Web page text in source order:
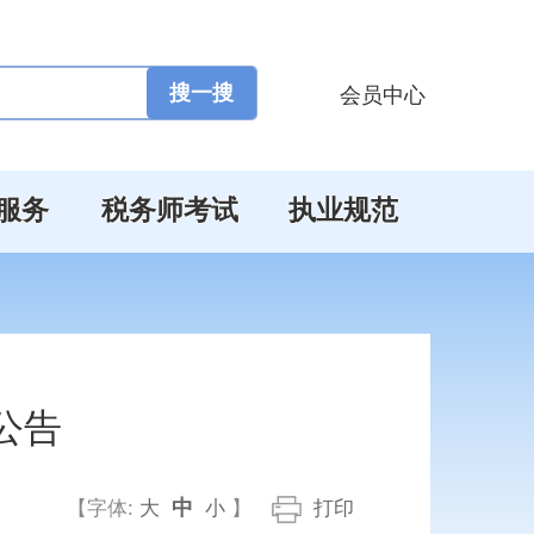
会员中心
务 税务师考试 执业规范
告
【字体: 大 中 小 】 打印